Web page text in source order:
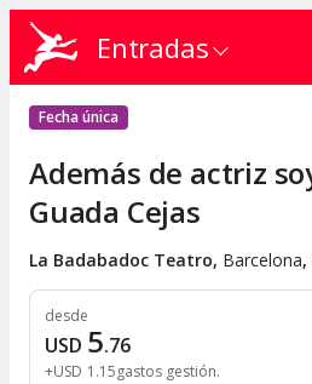
Entradas
Fecha única
Además de actriz
Guada Cejas
La Badabadoc Teatro, Barcelona,
desde
USD 5.76
+USD 1 .15gastos gestión